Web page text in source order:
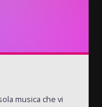
musica che vi